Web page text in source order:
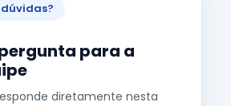
para a
diretamente nesta